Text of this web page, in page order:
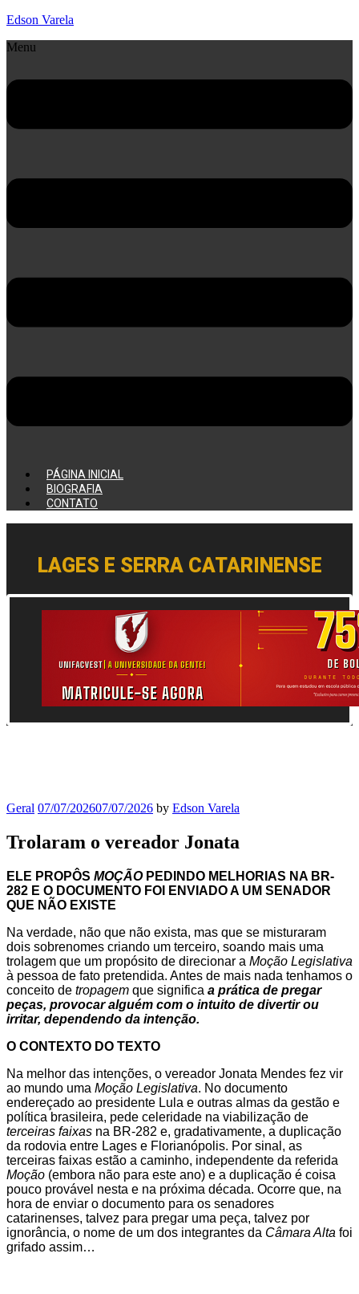
Edson Varela
Menu
PÁGINA INICIAL
BIOGRAFIA
CONTATO
LAGES E SERRA CATARINENSE
Geral 07/07/202607/07/2026 by Edson Varela
Trolaram o vereador Jonata
ELE PROPÔS MOÇÃOPEDINDO MELHORIAS NA BR-
282 E O DOCUMENTO FOI ENVIADO A UM SENADOR
QUE NÃO EXISTE
Na verdade, não que não exista, mas que se misturaram
dois sobrenomes criando um terceiro, soando mais uma
trolagem que um propósito de direcionar a Moção Legislativa
à pessoa de fato pretendida. Antes de mais nada tenhamos o
conceito de tropagem que significa a prática de pregar
peças, provocar alguém com o intuito de divertir ou
irritar, dependendo da intenção.
O CONTEXTO DO TEXTO
Na melhor das intenções, o vereador Jonata Mendes fez vir
ao mundo uma Moção Legislativa. No documento
endereçado ao presidente Lula e outras almas da gestão e
política brasileira, pede celeridade na viabilização de
terceiras faixas na BR-282 e, gradativamente, a duplicação
da rodovia entre Lages e Florianópolis. Por sinal, as
terceiras faixas estão a caminho, independente da referida
Moção (embora não para este ano) e a duplicação é coisa
pouco provável nesta e na próxima década. Ocorre que, na
hora de enviar o documento para os senadores
catarinenses, talvez para pregar uma peça, talvez por
ignorância, o nome de um dos integrantes da Câmara Alta foi
grifado assim…